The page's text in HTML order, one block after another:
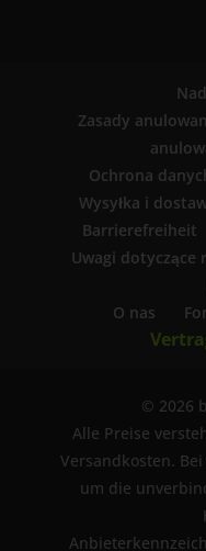
Zasady
Ochrona
Wysyłka i
Barrierefreiheit
Uwagi dotyczące
O nas
© 2026
Alle Preise
Versandkosten.
um die